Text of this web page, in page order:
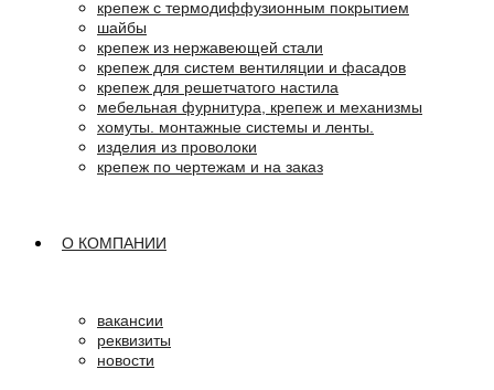
крепеж с термодиффузионным покрытием
шайбы
крепеж из нержавеющей стали
крепеж для систем вентиляции и фасадов
крепеж для решетчатого настила
мебельная фурнитура, крепеж и механизмы
хомуты. монтажные системы и ленты.
изделия из проволоки
крепеж по чертежам и на заказ
О КОМПАНИИ
вакансии
реквизиты
новости